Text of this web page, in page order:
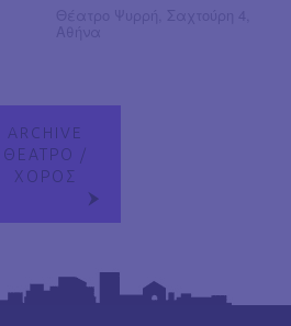
ARCHIVE
ΘΕΑΤΡΟ /
ΧΟΡΟΣ